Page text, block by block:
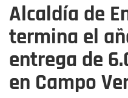
Alcaldía de
termina el
entrega de
en Campo